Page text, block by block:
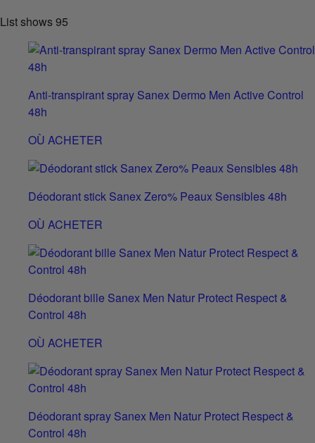
List shows95
Anti-transpirant spray Sanex Dermo Men Active Control
48h
OÙ ACHETER
Déodorant stick Sanex Zero% Peaux Sensibles 48h
OÙ ACHETER
Déodorant bille Sanex Men Natur Protect Respect &
Control 48h
OÙ ACHETER
Déodorant spray Sanex Men Natur Protect Respect &
Control 48h